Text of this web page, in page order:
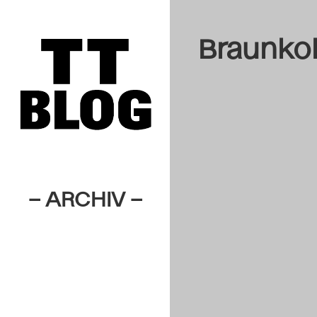
– ARCHIV –